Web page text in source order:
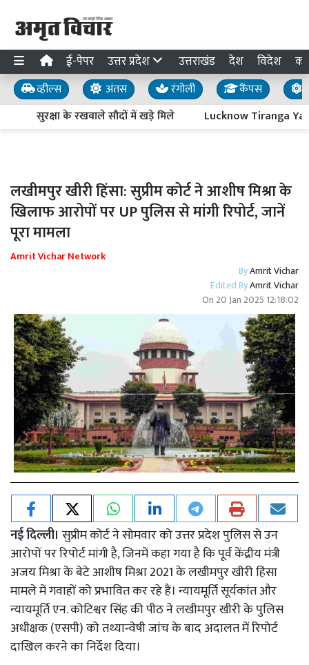
ई-पेपर उत्तर प्रदेश उत्तराखंड देश विदेश
व्हील्स अंतस रंगोली कैंपस
सुरक्षा के रखवाले सौदों में खड़े मिले
Lucknow Tiranga
लखीमपुर खीरी हिंसा: सुप्रीम कोर्ट ने आशीष मिश्रा के
खिलाफ आरोपों पर UP पुलिस से मांगी रिपोर्ट, जानें
पूरा मामला
Amrit Vichar Network
ByAmrit Vichar
Edited ByAmrit Vichar
On 20 Jan 2025 12:18:02
नई दिल्ली। सुप्रीम कोर्ट ने सोमवार को उत्तर प्रदेश पुलिस से उन
आरोपों पर रिपोर्ट मांगी है, जिनमें कहा गया है कि पूर्व केंद्रीय मंत्री
अजय मिश्रा के बेटे आशीष मिश्रा 2021 के लखीमपुर खीरी हिंसा
मामले में गवाहों को प्रभावित कर रहे हैं। न्यायमूर्ति सूर्यकांत और
न्यायमूर्ति एन. कोटिश्वर सिंह की पीठ ने लखीमपुर खीरी के पुलिस
अधीक्षक (एसपी) को तथ्यान्वेषी जांच के बाद अदालत में रिपोर्ट
दाखिल करने का निर्देश दिया।